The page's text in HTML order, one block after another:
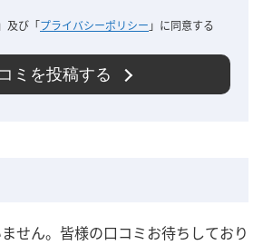
」及び「プライバシーポリシー 」に同意する
ミを投稿する
せん。皆様の口コミお待ちしており